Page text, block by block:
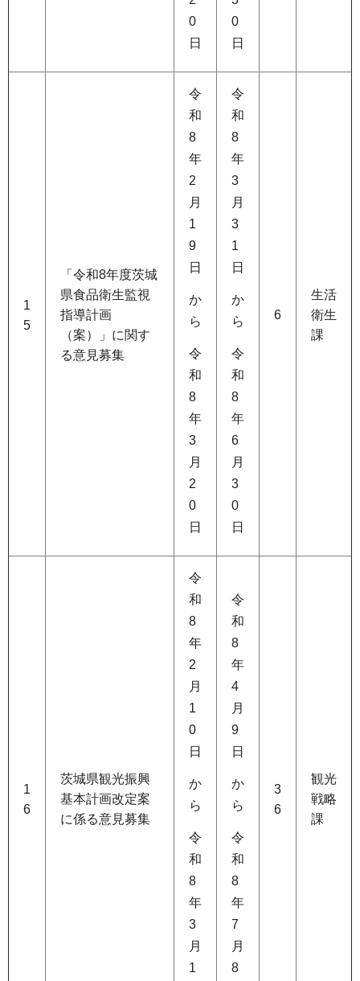
0
日
0
日
1
5
「令和8年度茨城
県食品衛生監視
指導計画
（案）」に関す
る意見募集
令
和
8
年
2
月
1
9
日
か
ら
令
和
8
年
3
月
2
0
日
令
和
8
年
3
月
3
1
日
か
ら
令
和
8
年
6
月
3
0
日
6
生活
衛生
課
1
6
茨城県観光振興
基本計画改定案
に係る意見募集
令
和
8
年
2
月
1
0
日
か
ら
令
和
8
年
3
月
1
令
和
8
年
4
月
9
日
か
ら
令
和
8
年
7
月
8
3
6
観光
戦略
課